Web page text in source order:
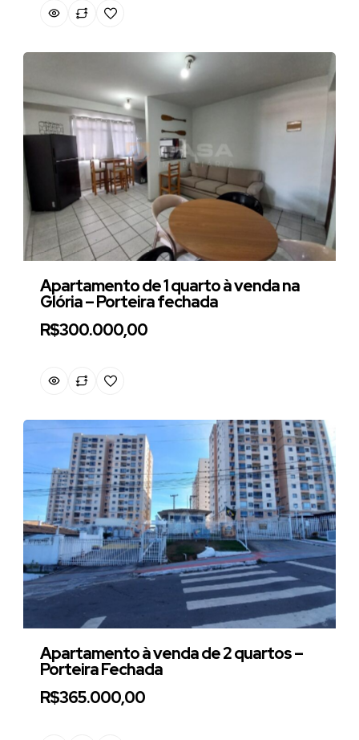
Apartamento de 1 quarto à venda na
Glória – Porteira fechada
R$300.000,00
Apartamento à venda de 2 quartos –
Porteira Fechada
R$365.000,00